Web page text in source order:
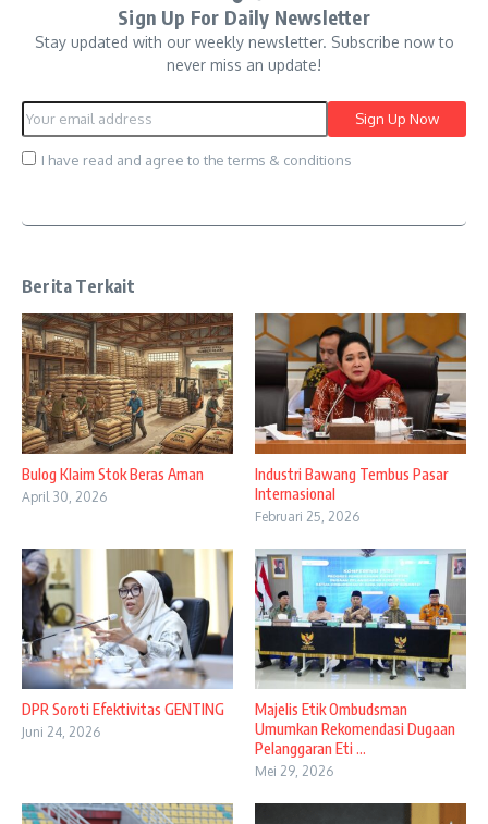
Sign Up For Daily Newsletter
Stay updated with our weekly newsletter. Subscribe now to
never miss an update!
I have read and agree to the terms & conditions
Berita Terkait
Bulog Klaim Stok Beras Aman
April 30, 2026
Industri Bawang Tembus Pasar
Internasional
Februari 25, 2026
DPR Soroti Efektivitas GENTING
Juni 24, 2026
Majelis Etik Ombudsman
Umumkan Rekomendasi Dugaan
Pelanggaran Eti ...
Mei 29, 2026